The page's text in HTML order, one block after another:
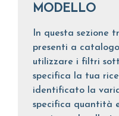
MODELLO
In questa sezione
presenti a
utilizzare i filtri
specifica la tua
identificato la
specifica quantità